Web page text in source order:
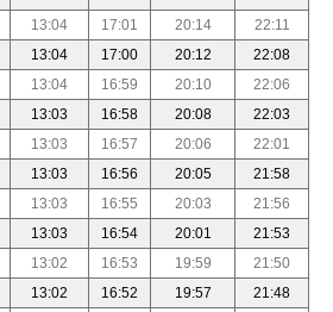
13:04 17:01 20:14
22:11
13:04 17:00 20:12
22:08
13:04 16:59 20:10
22:06
13:03 16:58 20:08
22:03
13:03 16:57 20:06
22:01
13:03 16:56 20:05
21:58
13:03 16:55 20:03
21:56
13:03 16:54 20:01
21:53
13:02 16:53 19:59
21:50
13:02 16:52 19:57
21:48